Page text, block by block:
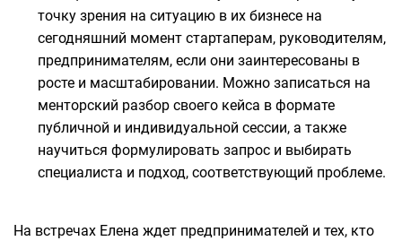
точку зрения на ситуацию в их бизнесе на
сегодняшний момент стартаперам, руководителям,
предпринимателям, если они заинтересованы в
росте и масштабировании. Можно записаться на
менторский разбор своего кейса в формате
публичной и индивидуальной сессии, а также
научиться формулировать запрос и выбирать
специалиста и подход, соответствующий проблеме.
На встречах Елена ждет предпринимателей и тех, кто